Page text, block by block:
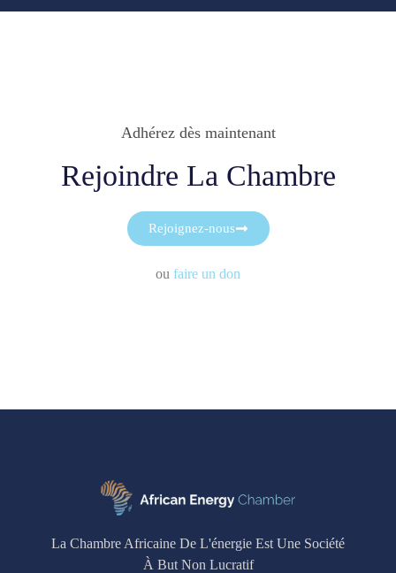
Adhérez dès maintenant
Rejoindre La Chambre
Rejoignez-nous
ou faire un don
La Chambre Africaine De L'énergie Est Une Société
À But Non Lucratif